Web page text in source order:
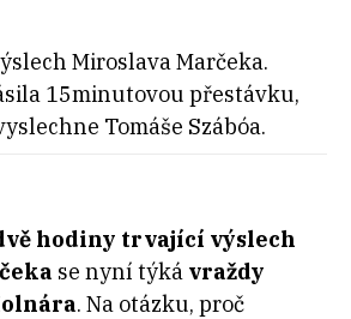
Miroslava Marčeka.
15minutovou přestávku,
Tomáše Szábóa.
hodiny trvající výslech
se nyní týká vraždy
. Na otázku, proč